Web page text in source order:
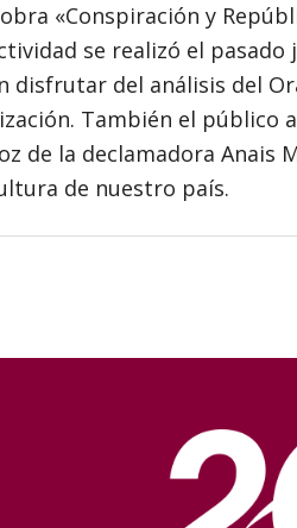
«Conspiración y
se realizó el pasado
disfrutar del análisis del
También el público
de la declamadora Anais
de nuestro país.